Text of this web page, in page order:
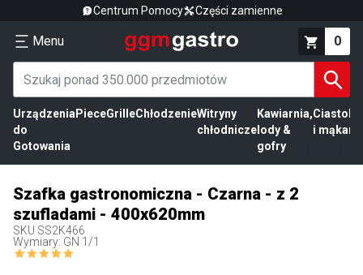
Centrum Pomocy Części zamienne
Menu 0
Urządzenia
do
Gotowania
PieceGrilleChłodzenieWitryny
chłodnicze
Kawiarnia,
lody &
gofry
Ciasto
i mąka
Szafka gastronomiczna - Czarna - z 2
szufladami - 400x620mm
SKU SS2K466
Wymiary: GN 1/1